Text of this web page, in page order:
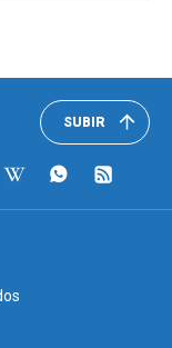
SUBIR